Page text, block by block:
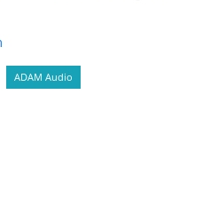
ADAM Audio